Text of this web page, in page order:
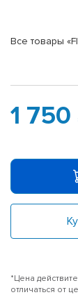
Все товары
1 750
*Цена
отличаться от